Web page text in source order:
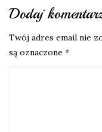
Dodaj
Twój adres email nie
są oznaczone *